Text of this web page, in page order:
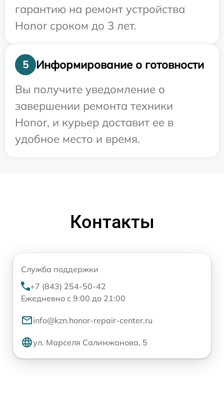
гарантию на ремонт устройства
Honor сроком до 3 лет.
5
Информирование о готовности
Вы получите уведомление о
завершении ремонта техники
Honor, и курьер доставит ее в
удобное место и время.
Контакты
Служба поддержки
+7 (843) 254-50-42
Ежедневно с 9:00 до 21:00
info@kzn.honor-repair-center.ru
ул. Марселя Салимжанова, 5